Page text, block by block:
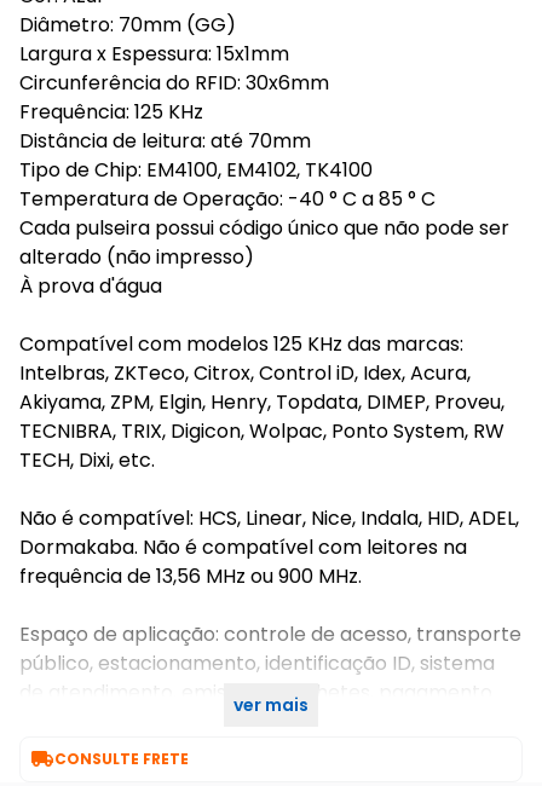
Diâmetro: 70mm (GG)
Largura x Espessura: 15x1mm
Circunferência do RFID: 30x6mm
Frequência: 125 KHz
Distância de leitura: até 70mm
Tipo de Chip: EM4100, EM4102, TK4100
Temperatura de Operação: -40 ° C a 85 ° C
Cada pulseira possui código único que não pode ser
alterado (não impresso)
À prova d'água
Compatível com modelos 125 KHz das marcas:
Intelbras, ZKTeco, Citrox, Control iD, Idex, Acura,
Akiyama, ZPM, Elgin, Henry, Topdata, DIMEP, Proveu,
TECNIBRA, TRIX, Digicon, Wolpac, Ponto System, RW
TECH, Dixi, etc.
Não é compatível: HCS, Linear, Nice, Indala, HID, ADEL,
Dormakaba. Não é compatível com leitores na
frequência de 13,56 MHz ou 900 MHz.
Espaço de aplicação: controle de acesso, transporte
público, estacionamento, identificação ID, sistema
de atendimento, emissão de bilhetes, pagamento
ver mais
CONSULTE FRETE